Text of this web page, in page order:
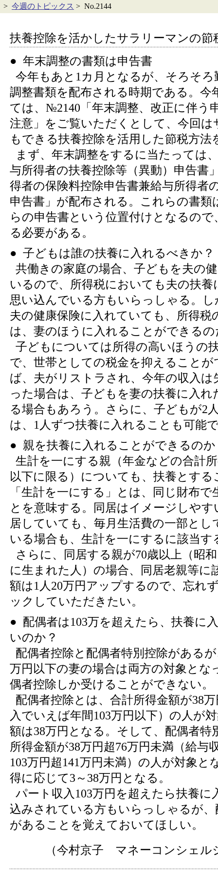
> 今週のトピックス > No.2144
扶養控除を活かしたサラリーマンの節
● 年末調整の書類は申告書
今年もあと1カ月となるが、そろそろ
調整書類を配布される時期である。今
ては、№2140「年末調整、改正に伴う
注意」をご覧いただくとして、今回
もできる扶養控除を活用した節税方法
まず、年末調整をするに当たっては
与所得者の扶養控除等（異動）申告書
得者の保険料控除申告書兼給与所得者
申告書」が配布される。これらの書類
らの申告書という位置付けとなるので
る必要がある。
● 子どもは誰の扶養に入れるべきか？
共働きの家庭の場合、子どもを夫の
いるので、所得税においても夫の扶
思い込んでいる方もいらっしゃる。
夫の健康保険に入れていても、所得税
は、妻のほうに入れることができるの
子どもについては所得の高いほうの
で、世帯としての税金を抑えることが
ば、夫がリストラされ、今年の収入は
った場合は、子どもを妻の扶養に入
る場合もあろう。さらに、子どもが2
は、1人ずつ扶養に入れることも可能
● 親を扶養に入れることができるのか
生計を一にする親（年金などの合計
以下に限る）についても、扶養とす
「生計を一にする」とは、同じ財布
とを意味する。同居はイメージしや
居していても、毎月生活費の一部とし
いる場合も、生計を一にするに該当す
さらに、同居する親が70歳以上（昭
に生まれた人）の場合、同居老親等に
額は1人20万円アップするので、忘れ
ックしていただきたい。
● 配偶者は103万を超えたら、扶養に
いのか？
配偶者控除と配偶者特別控除がある
万円以下の妻の場合は両方の対象とな
偶者控除しか受けることができない。
配偶者控除とは、合計所得金額が38
入でいえば年間103万円以下）の人が
額は38万円となる。そして、配偶者特
所得金額が38万円超76万円未満（給与
103万円超141万円未満）の人が対象と
得に応じて3～38万円となる。
パート収入103万円を超えたら扶養に
込みされている方もいらっしゃるが、
があることを覚えておいてほしい。
（今村京子 マネーコンシェル